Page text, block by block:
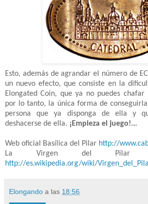
Esto, además de agrandar el número de EC
un nuevo efecto, que consiste en la
Elongated Coin, que ya no puedes chafar
por lo tanto, la única forma de
persona que ya disponga de ella y
deshacerse de ella. ¡Empieza el juego!...
Web oficial Basílica del Pilar http://
La Virgen del
http://es.wikipedia.org/wiki/
Elongando a las 18:56